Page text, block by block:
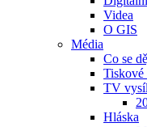
Videa
O GIS
Média
Co se
Tiskové
TV
Hláska